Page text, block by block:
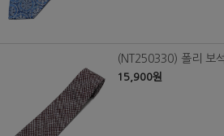
(NT250330) 폴리 보
15,900원